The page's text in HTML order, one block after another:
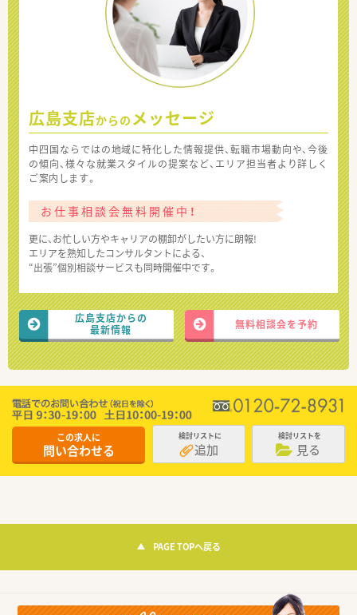
広島支店からの メッセージ
中四国ならではの地域に特化した情報提供、転職市場動向や、今後
の傾向、様々な就業スタイルの提案など、エリア担当者より詳しく
ご案内します。
お仕事相談会無料開催中！
更に、お忙しい方やキャリアの棚卸がしたい方に朗報!
エリアを熟知したコンサルタントによる、
“出張”個別相談サービスも同時開催中です。
広島支店からの
最新情報
無料相談会を予約
この求人に
問い合わせる
検討リストに
追加
検討リストを
見る
PAGE TOPへ戻る